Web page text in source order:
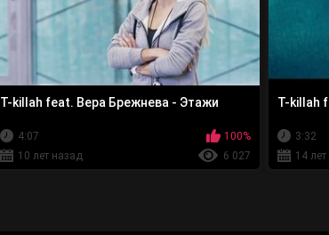
T-killah feat. Вера Брежнева - Этажи
4:07
100%
10 лет назад
6 027
T-killah
3:32
14